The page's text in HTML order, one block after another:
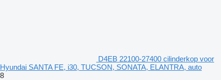
D4EB 22100-27400 cilinderkop voor
Hyundai SANTA FE, i30, TUCSON, SONATA, ELANTRA, auto
8